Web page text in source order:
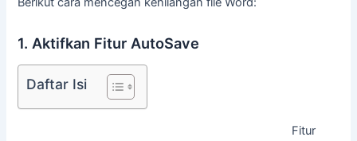
1. Aktifkan Fitur AutoSave
Daftar Isi
Fitur